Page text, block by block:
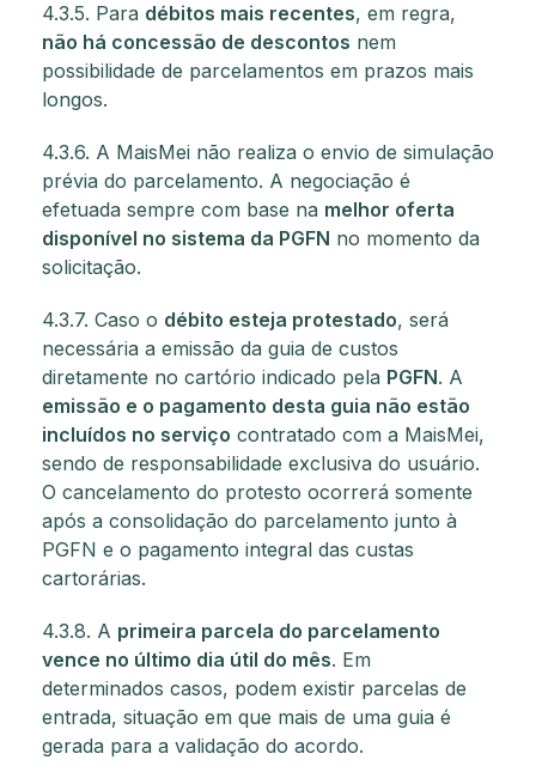
4.3.5. Para débitos mais recentes, em regra,
não há concessão de descontos nem
possibilidade de parcelamentos em prazos mais
longos.
4.3.6. A MaisMei não realiza o envio de simulação
prévia do parcelamento. A negociação é
efetuada sempre com base na melhor oferta
disponível no sistema da PGFN no momento da
solicitação.
4.3.7. Caso o débito esteja protestado, será
necessária a emissão da guia de custos
diretamente no cartório indicado pela PGFN. A
emissão e o pagamento desta guia não estão
incluídos no serviço contratado com a MaisMei,
sendo de responsabilidade exclusiva do usuário.
O cancelamento do protesto ocorrerá somente
após a consolidação do parcelamento junto à
PGFN e o pagamento integral das custas
cartorárias.
4.3.8. A primeira parcela do parcelamento
vence no último dia útil do mês. Em
determinados casos, podem existir parcelas de
entrada, situação em que mais de uma guia é
gerada para a validação do acordo.